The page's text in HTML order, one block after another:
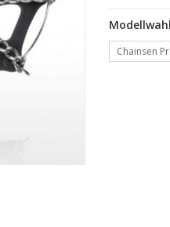
Modellwahl
Chainsen